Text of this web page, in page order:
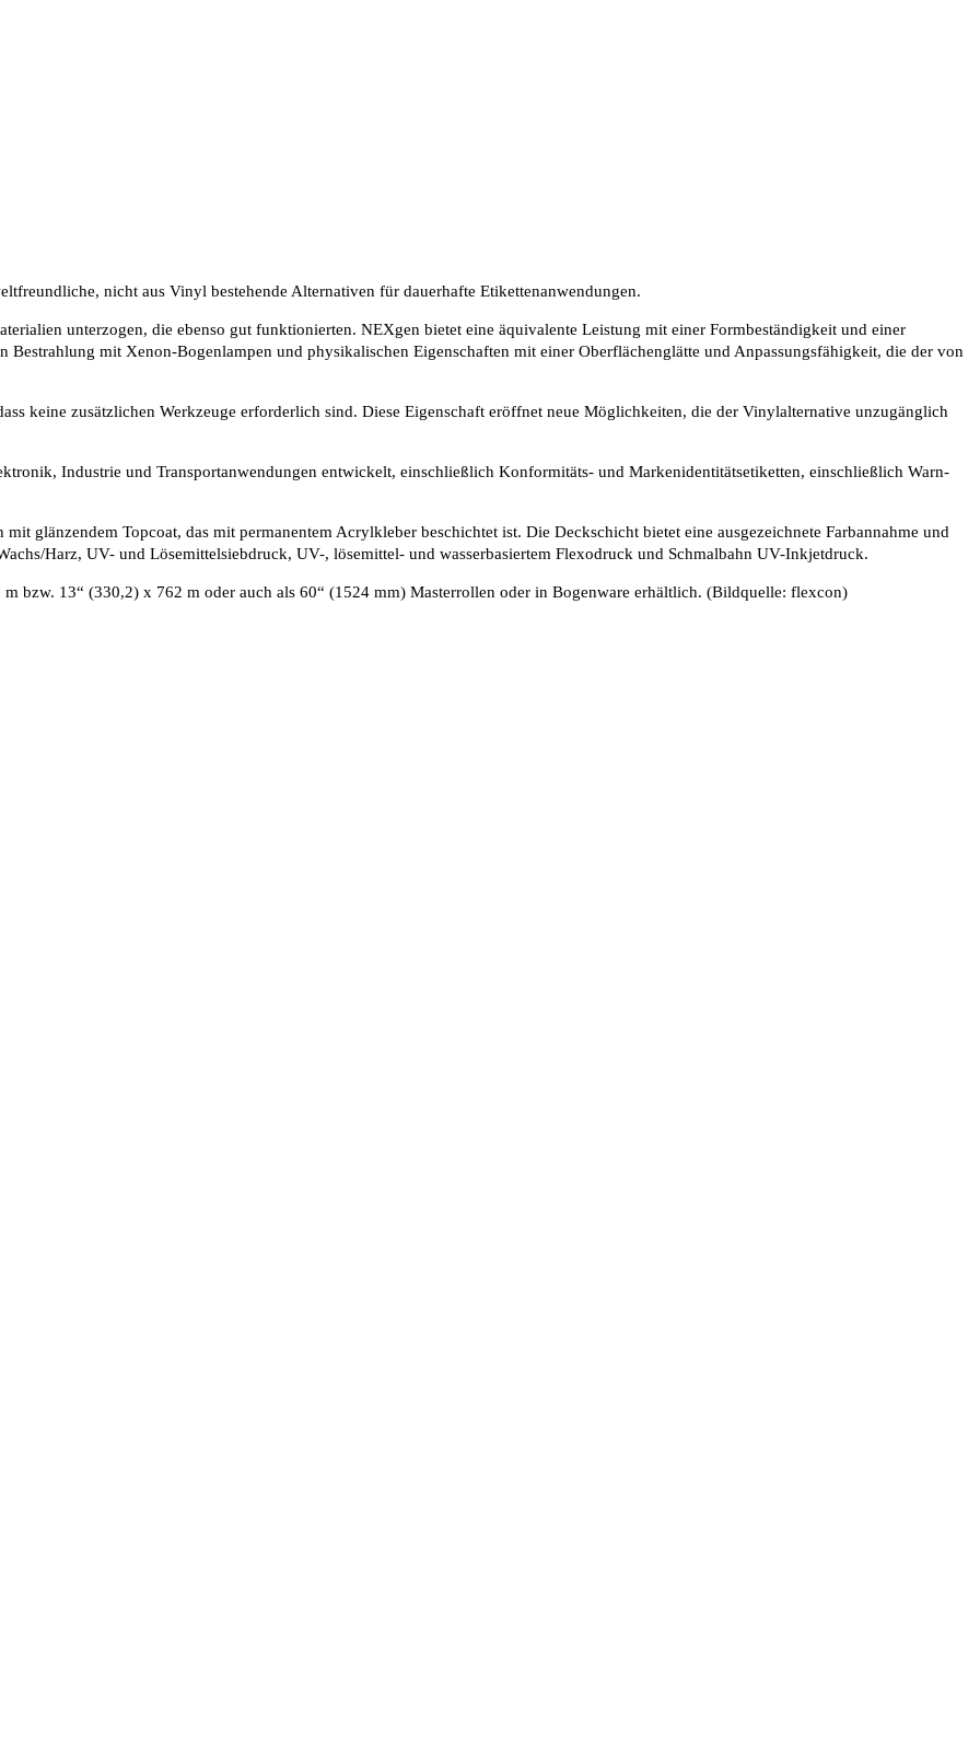
nicht aus Vinyl bestehende Alternativen für dauerhafte Etikettenanwendungen.
unterzogen, die ebenso gut funktionierten. NEXgen bietet eine äquivalente Leistung mit einer Formbeständigkeit und einer
mit Xenon-Bogenlampen und physikalischen Eigenschaften mit einer Oberflächenglätte und Anpassungsfähigkeit, die der von
keine zusätzlichen Werkzeuge erforderlich sind. Diese Eigenschaft eröffnet neue Möglichkeiten, die der Vinylalternative unzugänglich
Industrie und Transportanwendungen entwickelt, einschließlich Konformitäts- und Markenidentitätsetiketten, einschließlich Warn-
glänzendem Topcoat, das mit permanentem Acrylkleber beschichtet ist. Die Deckschicht bietet eine ausgezeichnete Farbannahme und
Harz, UV- und Lösemittelsiebdruck, UV-, lösemittel- und wasserbasiertem Flexodruck und Schmalbahn UV-Inkjetdruck.
bzw. 13“ (330,2) x 762 m oder auch als 60“ (1524 mm) Masterrollen oder in Bogenware erhältlich. (Bildquelle: flexcon)